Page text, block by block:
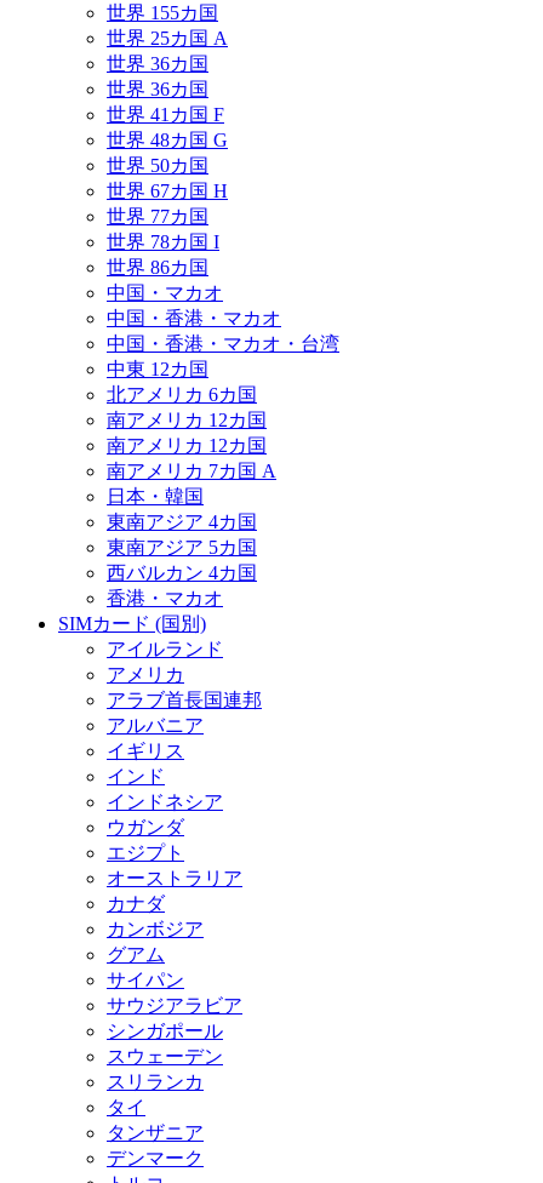
世界 155カ国
世界 25カ国 A
世界 36カ国
世界 36カ国
世界 41カ国 F
世界 48カ国 G
世界 50カ国
世界 67カ国 H
世界 77カ国
世界 78カ国 I
世界 86カ国
中国・マカオ
中国・香港・マカオ
中国・香港・マカオ・台湾
中東 12カ国
北アメリカ 6カ国
南アメリカ 12カ国
南アメリカ 12カ国
南アメリカ 7カ国 A
日本・韓国
東南アジア 4カ国
東南アジア 5カ国
西バルカン 4カ国
香港・マカオ
SIMカード (国別)
アイルランド
アメリカ
アラブ首長国連邦
アルバニア
イギリス
インド
インドネシア
ウガンダ
エジプト
オーストラリア
カナダ
カンボジア
グアム
サイパン
サウジアラビア
シンガポール
スウェーデン
スリランカ
タイ
タンザニア
デンマーク